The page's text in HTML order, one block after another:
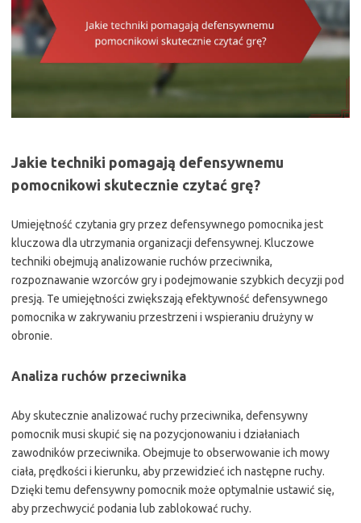
Jakie techniki pomagają defensywnemu
pomocnikowi skutecznie czytać grę?
Umiejętność czytania gry przez defensywnego pomocnika jest
kluczowa dla utrzymania organizacji defensywnej. Kluczowe
techniki obejmują analizowanie ruchów przeciwnika,
rozpoznawanie wzorców gry i podejmowanie szybkich decyzji pod
presją. Te umiejętności zwiększają efektywność defensywnego
pomocnika w zakrywaniu przestrzeni i wspieraniu drużyny w
obronie.
Analiza ruchów przeciwnika
Aby skutecznie analizować ruchy przeciwnika, defensywny
pomocnik musi skupić się na pozycjonowaniu i działaniach
zawodników przeciwnika. Obejmuje to obserwowanie ich mowy
ciała, prędkości i kierunku, aby przewidzieć ich następne ruchy.
Dzięki temu defensywny pomocnik może optymalnie ustawić się,
aby przechwycić podania lub zablokować ruchy.